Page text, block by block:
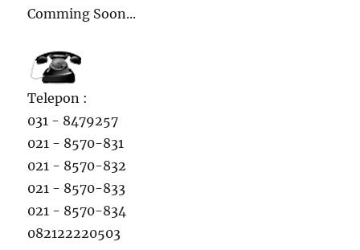
Comming Soon...
Telepon :
031 - 8479257
021 - 8570-831
021 - 8570-832
021 - 8570-833
021 - 8570-834
082122220503